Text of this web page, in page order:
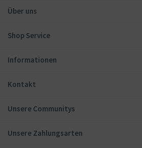
Über uns
Shop Service
Informationen
Kontakt
Unsere Communitys
Unsere Zahlungsarten